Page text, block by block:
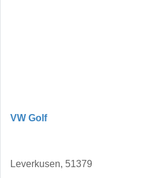
VW Golf
Leverkusen, 51379